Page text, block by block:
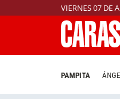
VIERNES 07 DE
PAMPITA